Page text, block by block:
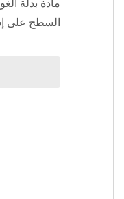
مادة بدلة
السطح على